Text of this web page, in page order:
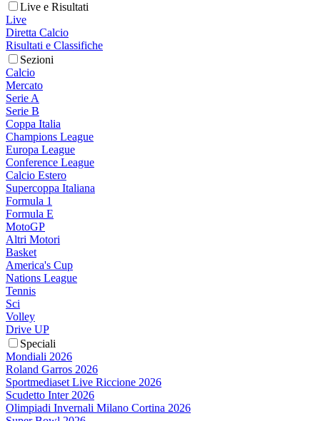
Live e Risultati
Live
Diretta Calcio
Risultati e Classifiche
Sezioni
Calcio
Mercato
Serie A
Serie B
Coppa Italia
Champions League
Europa League
Conference League
Calcio Estero
Supercoppa Italiana
Formula 1
Formula E
MotoGP
Altri Motori
Basket
America's Cup
Nations League
Tennis
Sci
Volley
Drive UP
Speciali
Mondiali 2026
Roland Garros 2026
Sportmediaset Live Riccione 2026
Scudetto Inter 2026
Olimpiadi Invernali Milano Cortina 2026